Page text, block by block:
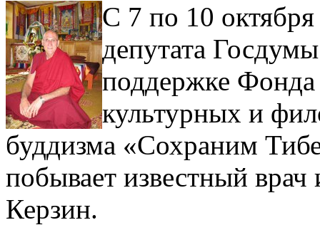
С 7 по 10
депутата
поддержке Фонда
культурных и
буддизма «Сохраним
побывает известный
Керзин.